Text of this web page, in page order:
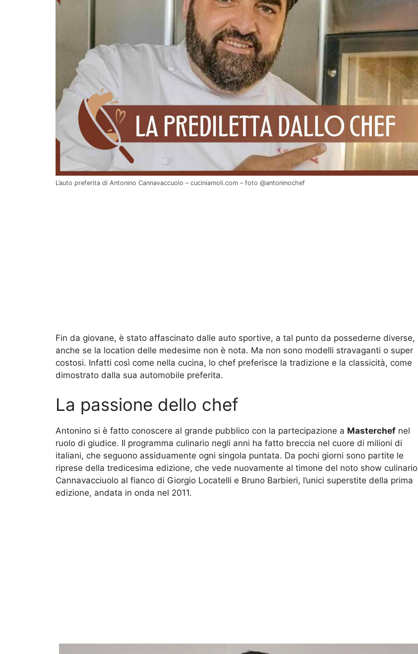
L’auto preferita di Antonino Cannavaccuolo – cuciniamoli.com – foto @antoninochef
Fin da giovane, è stato affascinato dalle auto sportive, a tal punto da possederne diverse,
anche se la location delle medesime non è nota. Ma non sono modelli stravaganti o super
costosi. Infatti così come nella cucina, lo chef preferisce la tradizione e la classicità, come
dimostrato dalla sua automobile preferita.
La passione dello chef
Antonino si è fatto conoscere al grande pubblico con la partecipazione a Masterchef nel
ruolo di giudice. Il programma culinario negli anni ha fatto breccia nel cuore di milioni di
italiani, che seguono assiduamente ogni singola puntata. Da pochi giorni sono partite le
riprese della tredicesima edizione, che vede nuovamente al timone del noto show culinario
Cannavacciuolo al fianco di Giorgio Locatelli e Bruno Barbieri, l’unici superstite della prima
edizione, andata in onda nel 2011.